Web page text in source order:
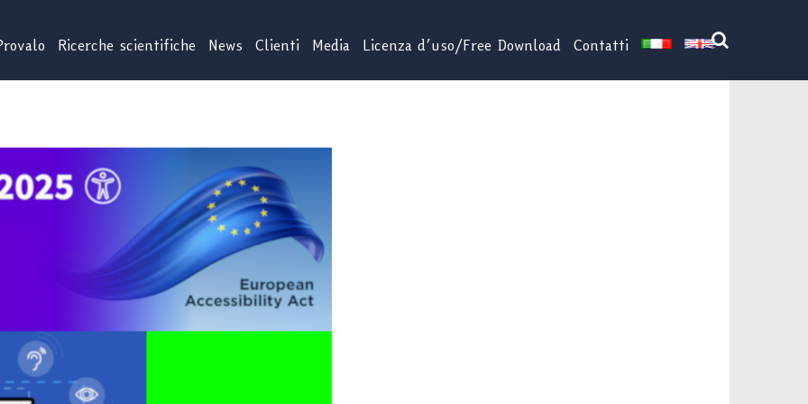
Ricerche scientifiche News Clienti Media Licenza d’uso/Free Download Contatti